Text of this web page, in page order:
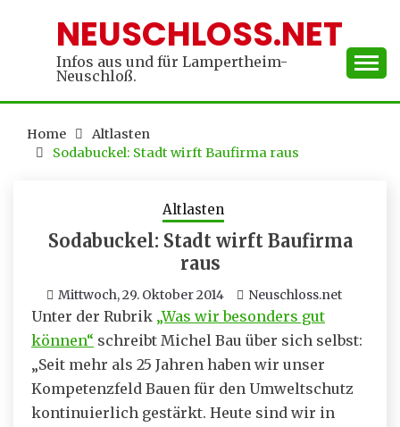
NEUSCHLOSS.NET
Infos aus und für Lampertheim-
Neuschloß.
Home
Altlasten
Sodabuckel: Stadt wirft Baufirma raus
Altlasten
Sodabuckel: Stadt wirft Baufirma
raus
Mittwoch, 29. Oktober 2014 Neuschloss.net
Unter der Rubrik „Was wir besonders gut
können“ schreibt Michel Bau über sich selbst:
„Seit mehr als 25 Jahren haben wir unser
Kompetenzfeld Bauen für den Umweltschutz
kontinuierlich gestärkt. Heute sind wir in